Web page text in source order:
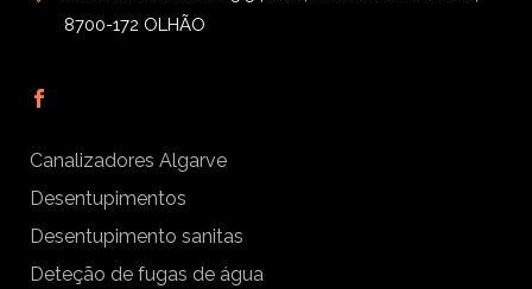
8700-172 OLHÃO
Canalizadores Algarve
Desentupimentos
Desentupimento sanitas
Deteção de fugas de água